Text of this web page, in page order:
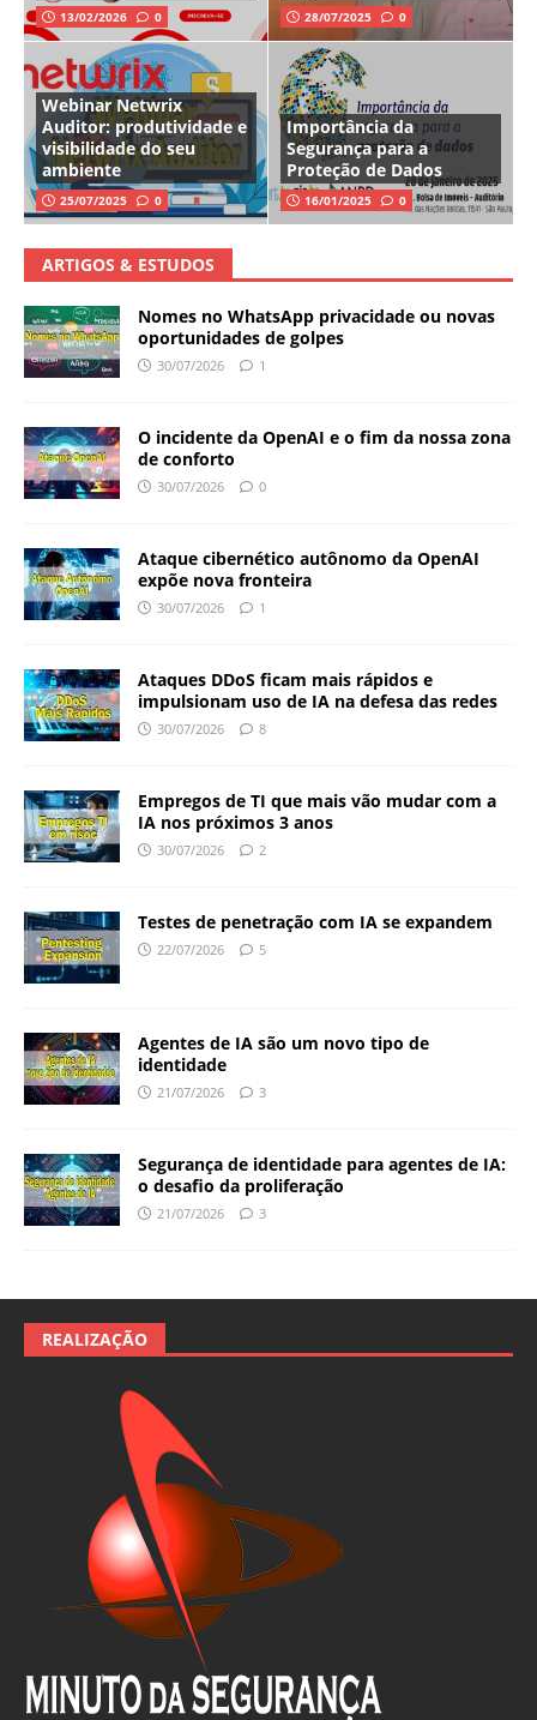
13/02/2026 0 28/07/2025 0
Webinar Netwrix
Auditor: produtividade e
visibilidade do seu
ambiente
25/07/2025 0
Importância da
Segurança para a
Proteção de Dados
16/01/2025 0
ARTIGOS & ESTUDOS
Nomes no WhatsApp privacidade ou novas
oportunidades de golpes
30/07/2026 1
O incidente da OpenAI e o fim da nossa zona
de conforto
30/07/2026 0
Ataque cibernético autônomo da OpenAI
expõe nova fronteira
30/07/2026 1
Ataques DDoS ficam mais rápidos e
impulsionam uso de IA na defesa das redes
30/07/2026 8
Empregos de TI que mais vão mudar com a
IA nos próximos 3 anos
30/07/2026 2
Testes de penetração com IA se expandem
22/07/2026 5
Agentes de IA são um novo tipo de
identidade
21/07/2026 3
Segurança de identidade para agentes de IA:
o desafio da proliferação
21/07/2026 3
REALIZAÇÃO